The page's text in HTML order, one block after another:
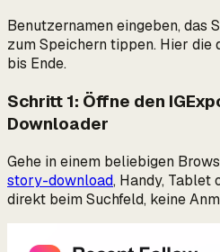
Benutzernamen eingeben, das
zum Speichern tippen. Hier die
bis Ende.
Schritt 1: Öffne den
Downloader
Gehe in einem beliebigen
story-download, Handy, Tablet
direkt beim Suchfeld, keine